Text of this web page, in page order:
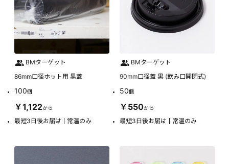
BMターゲット
86mm口径ホット用 黒蓋
100個
￥1,122から
最短3日後お届け 常温のみ
BMターゲット
90mm口径蓋 黒 (飲み口開閉式)
50個
￥550から
最短3日後お届け 常温のみ